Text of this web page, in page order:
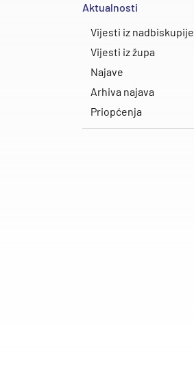
Aktualnosti
Vijesti iz nadbiskupije
Vijesti iz župa
Najave
Arhiva najava
Priopćenja